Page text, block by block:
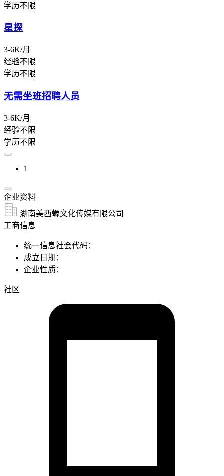
学历不限
星探
3-6K/月
经验不限
学历不限
无需坐班招聘人员
3-6K/月
经验不限
学历不限
1
企业资料
湖南美西螈文化传媒有限公司
工商信息
统一信息社会代码：
成立日期：
企业性质：
社区